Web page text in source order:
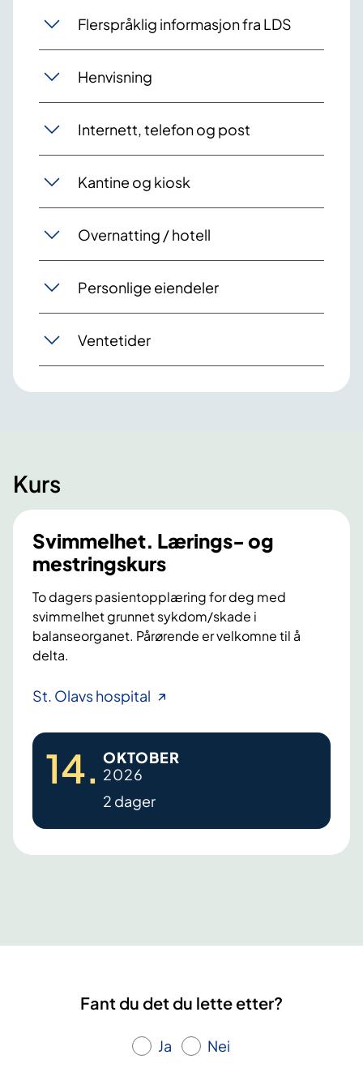
Flerspråklig informasjon fra LDS
Henvisning
Internett, telefon og post
Kantine og kiosk
Overnatting / hotell
Personlige eiendeler
Ventetider
Kurs
Svimmelhet. Lærings- og
mestringskurs
To dagers pasientopplæring for deg med
svimmelhet grunnet sykdom/skade i
balanseorganet. Pårørende er velkomne til å
delta.
St. Olavs hospital S
i
m
e
l
i
g
14. OKTOBER
2026
2 dager
Fant du det du lette etter?
Ja Nei